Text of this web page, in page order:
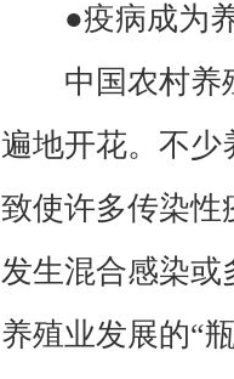
●疫病成为养
中国农村养殖
遍地开花。不
致使许多传染性
发生混合感染或
养殖业发展的“